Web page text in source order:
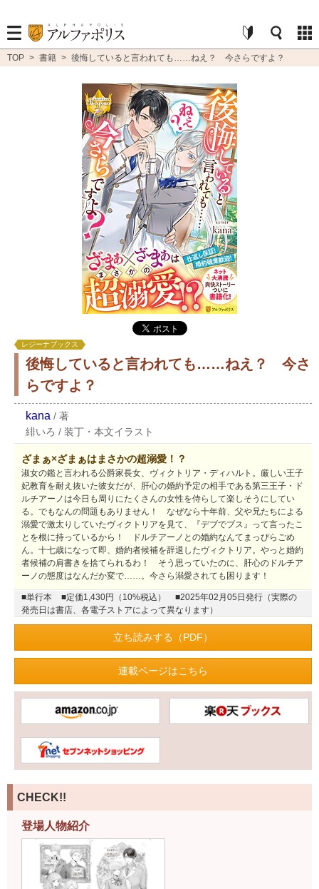
TOP > 書籍 > 後悔していると言われても……ねえ？ 今さらですよ？
レジーナブックス
後悔していると言われても……ねえ？ 今さ
らですよ？
kana / 著
緋いろ / 装丁・本文イラスト
ざまぁ×ざまぁはまさかの超溺愛！？
淑女の鑑と言われる公爵家長女、ヴィクトリア・ディハルト。厳しい王子
妃教育を耐え抜いた彼女だが、肝心の婚約予定の相手である第三王子・ド
ルチアーノは今日も周りにたくさんの女性を侍らして楽しそうにしてい
る。でもなんの問題もありません！ なぜなら十年前、父や兄たちによる
溺愛で激太りしていたヴィクトリアを見て、『デブでブス』って言ったこ
とを根に持っているから！ ドルチアーノとの婚約なんてまっぴらごめ
ん。十七歳になって即、婚約者候補を辞退したヴィクトリア。やっと婚約
者候補の肩書きを捨てられるわ！ そう思っていたのに、肝心のドルチア
ーノの態度はなんだか変で……。今さら溺愛されても困ります！
■単行本 ■定価1,430円（10%税込）
■2025年02月05日発行（実際の
発売日は書店、各電子ストアによって異なります）
立ち読みする（PDF）
連載ページはこちら
CHECK!!
登場人物紹介